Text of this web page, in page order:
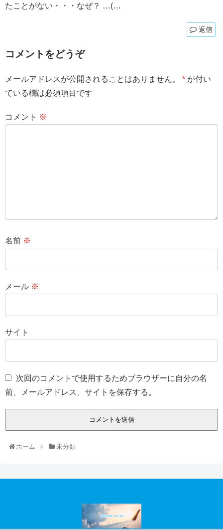
たことがない・・・なぜ？ …(…
返信
コメントをどうぞ
メールアドレスが公開されることはありません。 * が付い
ている欄は必須項目です
コメント ※
名前 ※
メール ※
サイト
次回のコメントで使用するためブラウザーに自分の名
前、メールアドレス、サイトを保存する。
ホーム 未分類